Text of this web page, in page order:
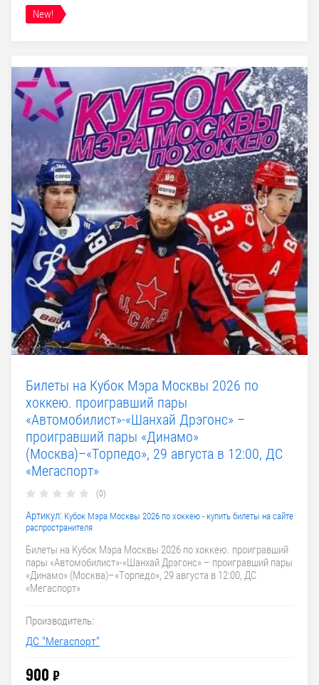
New!
Билеты на Кубок Мэра Москвы 2026 по
хоккею. проигравший пары
«Автомобилист»-«Шанхай Дрэгонс» –
проигравший пары «Динамо»
(Москва)–«Торпедо», 29 августа в 12:00, ДС
«Мегаспорт»
(0)
Артикул: Кубок Мэра Москвы 2026 по хоккею - купить билеты на сайте
распространителя
Билеты на Кубок Мэра Москвы 2026 по хоккею. проигравший
пары «Автомобилист»-«Шанхай Дрэгонс» – проигравший пары
«Динамо» (Москва)–«Торпедо», 29 августа в 12:00, ДС
«Мегаспорт»
Производитель:
ДС "Мегаспорт"
900 ₽